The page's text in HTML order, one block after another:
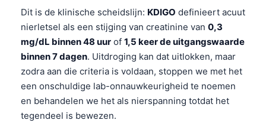
Dit is de klinische scheidslijn: KDIGO definieert acuut
nierletsel als een stijging van creatinine van 0,3
mg/dL binnen 48 uur of 1,5 keer de uitgangswaarde
binnen 7 dagen. Uitdroging kan dat uitlokken, maar
zodra aan die criteria is voldaan, stoppen we met het
een onschuldige lab-onnauwkeurigheid te noemen
en behandelen we het als nierspanning totdat het
tegendeel is bewezen.